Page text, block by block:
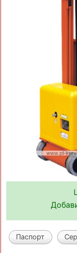
Паспорт